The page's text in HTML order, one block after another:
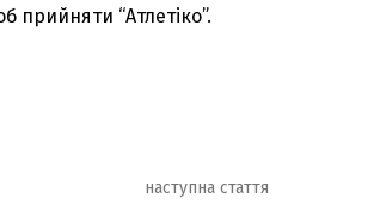
прийняти “Атлетіко”.
наступна стаття